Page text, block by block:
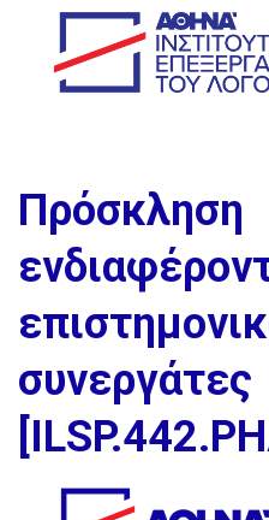
συνεργάτες